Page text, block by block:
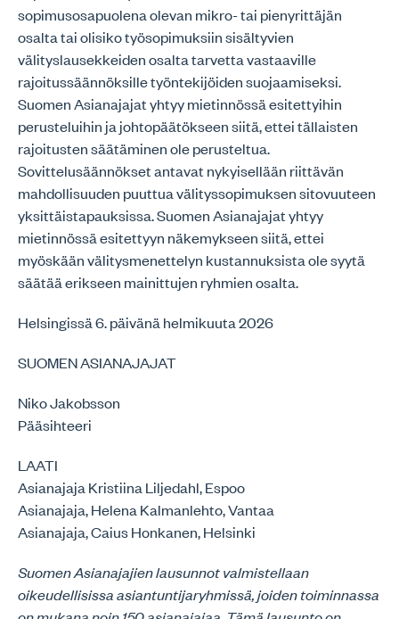
sopimusosapuolena olevan mikro- tai pienyrittäjän
osalta tai olisiko työsopimuksiin sisältyvien
välityslausekkeiden osalta tarvetta vastaaville
rajoitussäännöksille työntekijöiden suojaamiseksi.
Suomen Asianajajat yhtyy mietinnössä esitettyihin
perusteluihin ja johtopäätökseen siitä, ettei tällaisten
rajoitusten säätäminen ole perusteltua.
Sovittelusäännökset antavat nykyisellään riittävän
mahdollisuuden puuttua välityssopimuksen sitovuuteen
yksittäistapauksissa. Suomen Asianajajat yhtyy
mietinnössä esitettyyn näkemykseen siitä, ettei
myöskään välitysmenettelyn kustannuksista ole syytä
säätää erikseen mainittujen ryhmien osalta.
Helsingissä 6. päivänä helmikuuta 2026
SUOMEN ASIANAJAJAT
Niko Jakobsson
Pääsihteeri
LAATI
Asianajaja Kristiina Liljedahl, Espoo
Asianajaja, Helena Kalmanlehto, Vantaa
Asianajaja, Caius Honkanen, Helsinki
Suomen Asianajajien lausunnot valmistellaan
oikeudellisissa asiantuntijaryhmissä, joiden toiminnassa